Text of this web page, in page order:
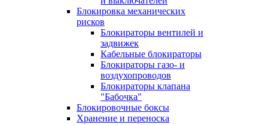
Блокировка механических
рисков
Блокираторы вентилей и
задвижек
Кабельные блокираторы
Блокираторы газо- и
воздухопроводов
Блокираторы клапана
"Бабочка"
Блокировочные боксы
Хранение и переноска